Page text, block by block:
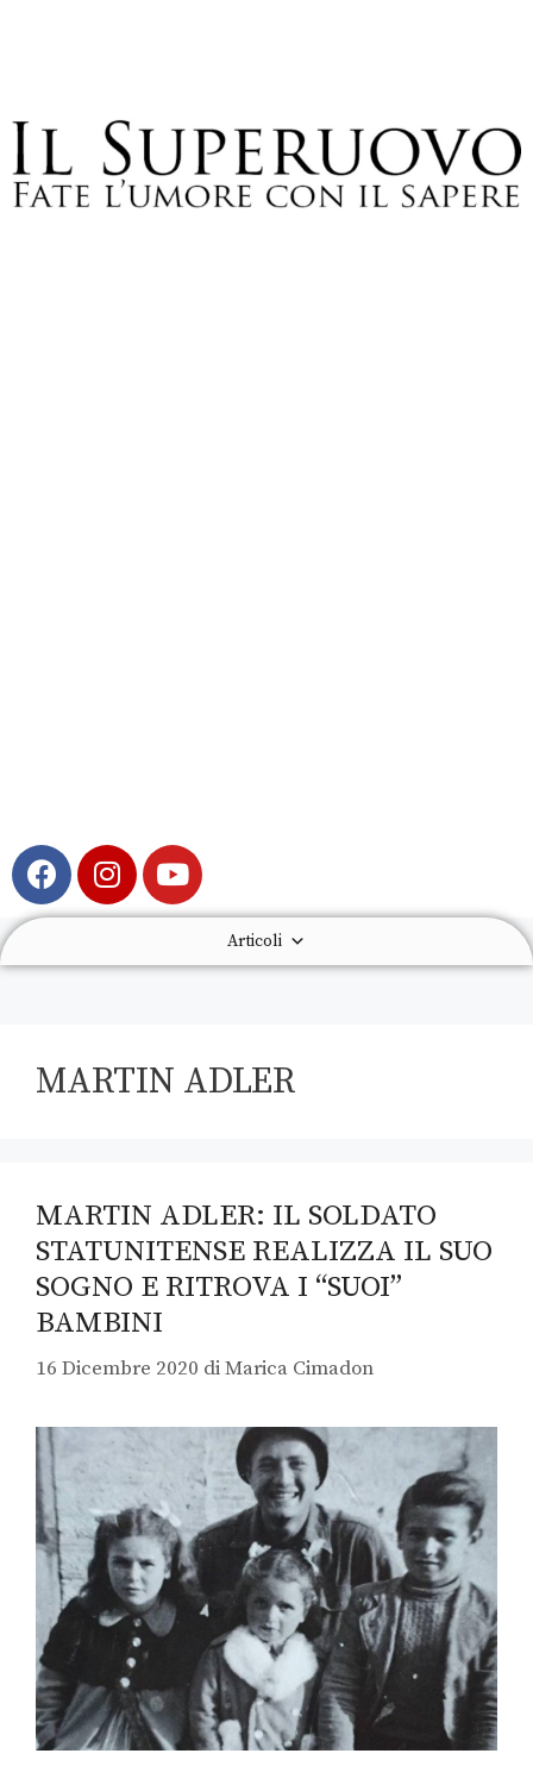
Articoli
MARTIN ADLER
MARTIN ADLER: IL SOLDATO
STATUNITENSE REALIZZA IL SUO
SOGNO E RITROVA I “SUOI”
BAMBINI
16 Dicembre 2020 diMarica Cimadon